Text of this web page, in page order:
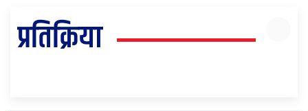
प्रतिक्रिया